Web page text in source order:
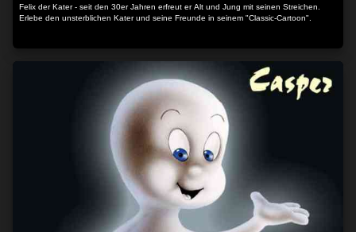
Felix der Kater - seit den 30er Jahren erfreut er Alt und Jung mit seinen Streichen.
Erlebe den unsterblichen Kater und seine Freunde in seinem "Classic-Cartoon".